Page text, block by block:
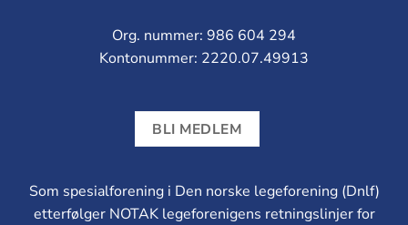
Org. nummer: 986 604 294
Kontonummer: 2220.07.49913
BLI MEDLEM
Som spesialforening i Den norske legeforening (Dnlf)
etterfølger NOTAK legeforenigens retningslinjer for